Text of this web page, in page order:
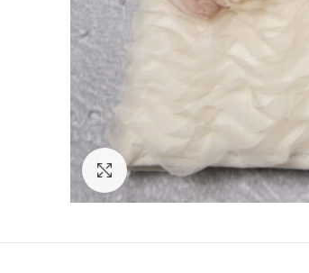
Click to enlarge